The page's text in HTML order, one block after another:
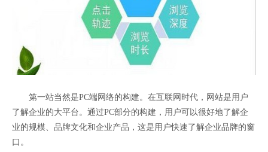
第一站当然是PC端网络的构建。在互联网时代，网站是用户
了解企业的大平台。通过PC部分的构建，用户可以很好地了解企
业的规模、品牌文化和企业产品，这是用户快速了解企业品牌的窗
口。